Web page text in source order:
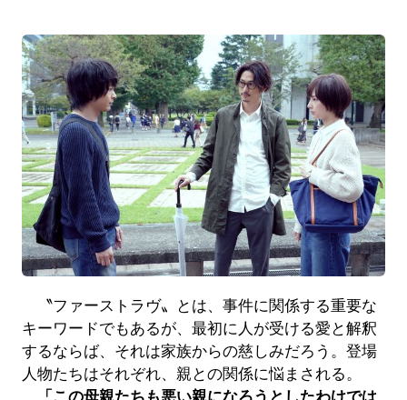
〝ファーストラヴ〟とは、事件に関係する重要な
キーワードでもあるが、最初に人が受ける愛と解釈
するならば、それは家族からの慈しみだろう。登場
人物たちはそれぞれ、親との関係に悩まされる。